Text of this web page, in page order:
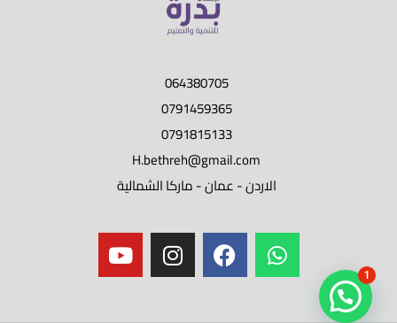
064380705
0791459365
0791815133
H.bethreh@gmail.com
الاردن - عمان - ماركا الشمالية
1